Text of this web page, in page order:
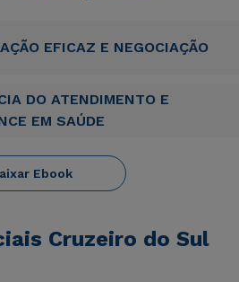
EFICAZ E NEGOCIAÇÃO
DO ATENDIMENTO E
EM SAÚDE
Ebook
Cruzeiro do Sul